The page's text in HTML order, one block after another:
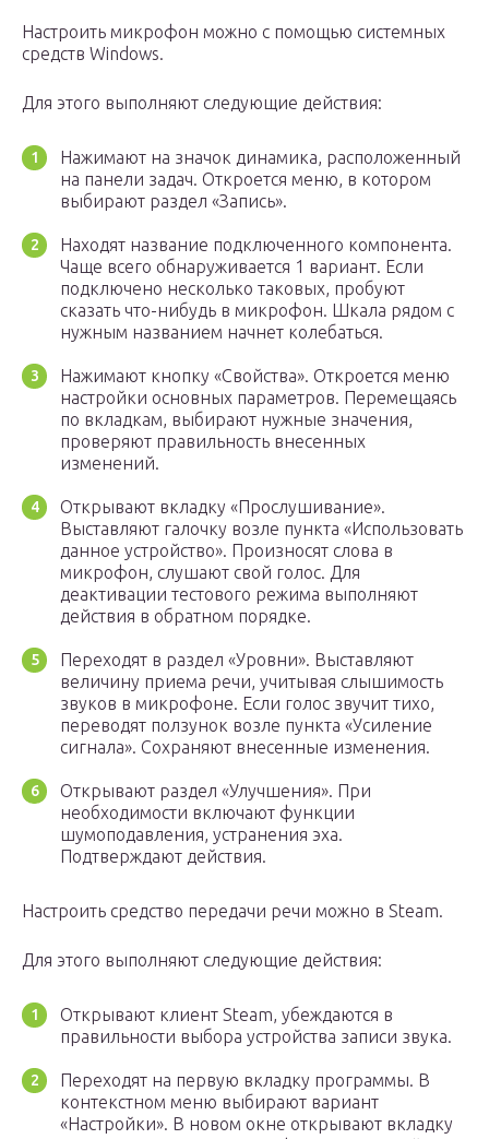
Настроить микрофон можно с помощью системных
средств Windows.
Для этого выполняют следующие действия:
Нажимают на значок динамика, расположенный
на панели задач. Откроется меню, в котором
выбирают раздел «Запись».
Находят название подключенного компонента.
Чаще всего обнаруживается 1 вариант. Если
подключено несколько таковых, пробуют
сказать что-нибудь в микрофон. Шкала рядом с
нужным названием начнет колебаться.
Нажимают кнопку «Свойства». Откроется меню
настройки основных параметров. Перемещаясь
по вкладкам, выбирают нужные значения,
проверяют правильность внесенных
изменений.
Открывают вкладку «Прослушивание».
Выставляют галочку возле пункта «Использовать
данное устройство». Произносят слова в
микрофон, слушают свой голос. Для
деактивации тестового режима выполняют
действия в обратном порядке.
Переходят в раздел «Уровни». Выставляют
величину приема речи, учитывая слышимость
звуков в микрофоне. Если голос звучит тихо,
переводят ползунок возле пункта «Усиление
сигнала». Сохраняют внесенные изменения.
Открывают раздел «Улучшения». При
необходимости включают функции
шумоподавления, устранения эха.
Подтверждают действия.
Настроить средство передачи речи можно в Steam.
Для этого выполняют следующие действия:
Открывают клиент Steam, убеждаются в
правильности выбора устройства записи звука.
Переходят на первую вкладку программы. В
контекстном меню выбирают вариант
«Настройки». В новом окне открывают вкладку